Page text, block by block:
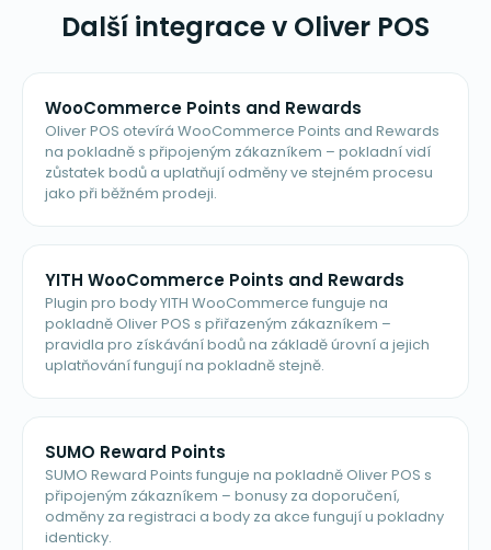
Další integrace v Oliver POS
WooCommerce Points and Rewards
Oliver POS otevírá WooCommerce Points and Rewards
na pokladně s připojeným zákazníkem – pokladní vidí
zůstatek bodů a uplatňují odměny ve stejném procesu
jako při běžném prodeji.
YITH WooCommerce Points and Rewards
Plugin pro body YITH WooCommerce funguje na
pokladně Oliver POS s přiřazeným zákazníkem –
pravidla pro získávání bodů na základě úrovní a jejich
uplatňování fungují na pokladně stejně.
SUMO Reward Points
SUMO Reward Points funguje na pokladně Oliver POS s
připojeným zákazníkem – bonusy za doporučení,
odměny za registraci a body za akce fungují u pokladny
identicky.